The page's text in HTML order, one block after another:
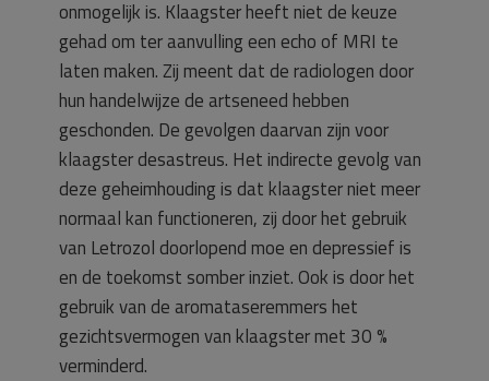
onmogelijk is. Klaagster heeft niet de keuze
gehad om ter aanvulling een echo of MRI te
laten maken. Zij meent dat de radiologen door
hun handelwijze de artseneed hebben
geschonden. De gevolgen daarvan zijn voor
klaagster desastreus. Het indirecte gevolg van
deze geheimhouding is dat klaagster niet meer
normaal kan functioneren, zij door het gebruik
van Letrozol doorlopend moe en depressief is
en de toekomst somber inziet. Ook is door het
gebruik van de aromataseremmers het
gezichtsvermogen van klaagster met 30 %
verminderd.